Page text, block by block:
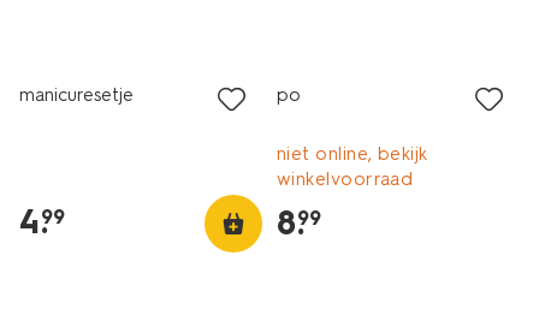
manicuresetje
4.
99
po
niet online, bekijk
winkelvoorraad
8.
99